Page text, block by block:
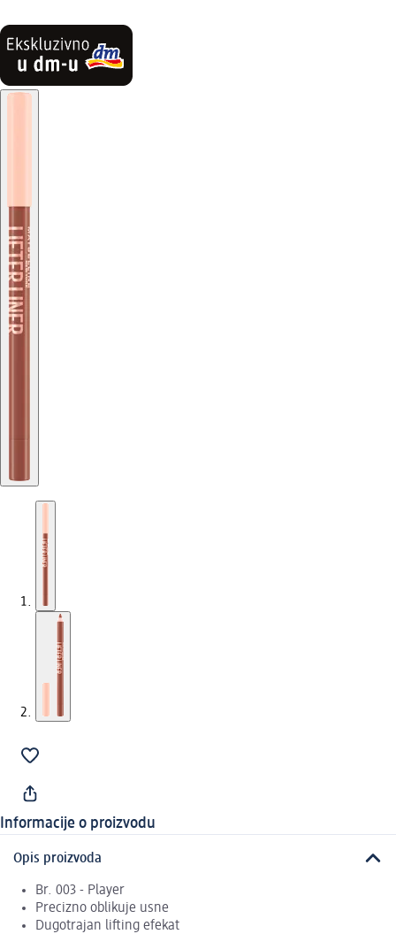
Informacije o proizvodu
Opis proizvoda
Br. 003 - Player
Precizno oblikuje usne
Dugotrajan lifting efekat